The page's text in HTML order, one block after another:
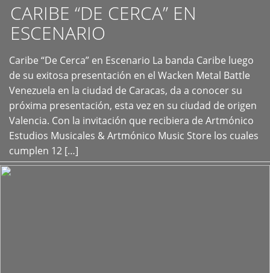
CARIBE “DE CERCA” EN
ESCENARIO
Caribe “De Cerca” en Escenario La banda Caribe luego
de su exitosa presentación en el Wacken Metal Battle
Venezuela en la ciudad de Caracas, da a conocer su
próxima presentación, esta vez en su ciudad de origen
Valencia. Con la invitación que recibiera de Artmónico
Estudios Musicales & Artmónico Music Store los cuales
cumplen 12 […]
+